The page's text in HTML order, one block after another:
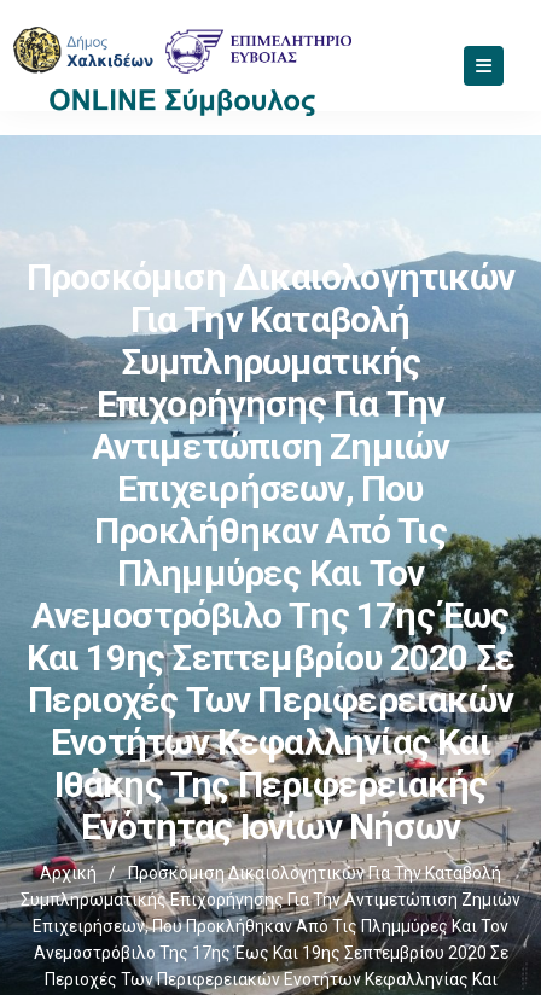
Προσκόμιση Δικαιολογητικών
Για Την Καταβολή
Συμπληρωματικής
Επιχορήγησης Για Την
Αντιμετώπιση Ζημιών
Επιχειρήσεων, Που
Προκλήθηκαν Από Τις
Πλημμύρες Και Τον
Ανεμοστρόβιλο Της 17ης Έως
Και 19ης Σεπτεμβρίου 2020 Σε
Περιοχές Των Περιφερειακών
Ενοτήτων Κεφαλληνίας Και
Ιθάκης Της Περιφερειακής
Ενότητας Ιονίων Νήσων
Αρχική /
Προσκόμιση Δικαιολογητικών Για Την Καταβολή
Συμπληρωματικής Επιχορήγησης Για Την Αντιμετώπιση Ζημιών
Επιχειρήσεων, Που Προκλήθηκαν Από Τις Πλημμύρες Και Τον
Ανεμοστρόβιλο Της 17ης Έως Και 19ης Σεπτεμβρίου 2020 Σε
Περιοχές Των Περιφερειακών Ενοτήτων Κεφαλληνίας Και